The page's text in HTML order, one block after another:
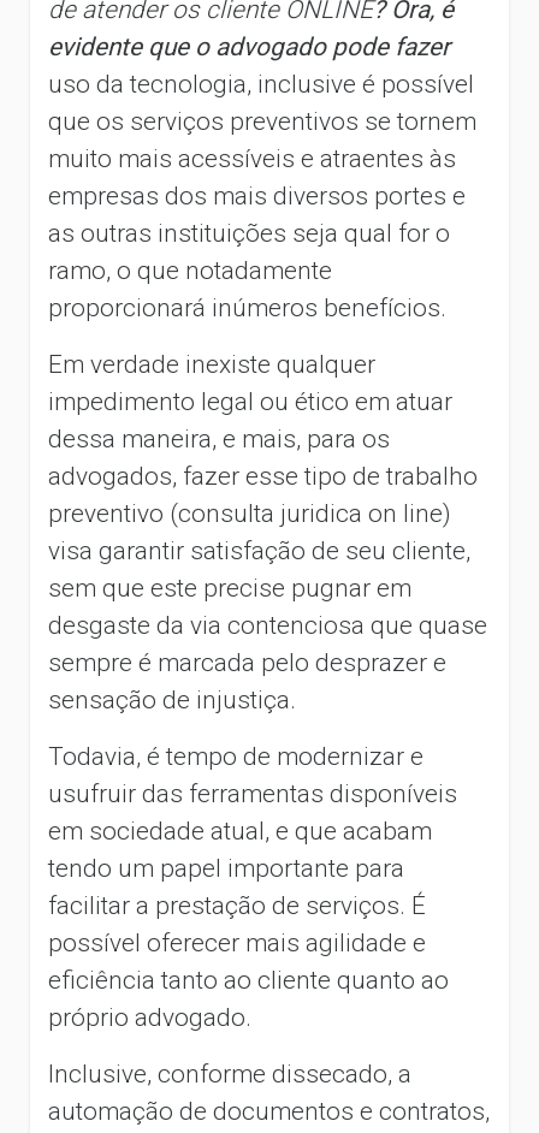
de atender os cliente ONLINE? Ora, é
evidente que o advogado pode fazer
uso da tecnologia, inclusive é possível
que os serviços preventivos se tornem
muito mais acessíveis e atraentes às
empresas dos mais diversos portes e
as outras instituições seja qual for o
ramo, o que notadamente
proporcionará inúmeros benefícios.
Em verdade inexiste qualquer
impedimento legal ou ético em atuar
dessa maneira, e mais, para os
advogados, fazer esse tipo de trabalho
preventivo (consulta juridica on line)
visa garantir satisfação de seu cliente,
sem que este precise pugnar em
desgaste da via contenciosa que quase
sempre é marcada pelo desprazer e
sensação de injustiça.
Todavia, é tempo de modernizar e
usufruir das ferramentas disponíveis
em sociedade atual, e que acabam
tendo um papel importante para
facilitar a prestação de serviços. É
possível oferecer mais agilidade e
eficiência tanto ao cliente quanto ao
próprio advogado.
Inclusive, conforme dissecado, a
automação de documentos e contratos,